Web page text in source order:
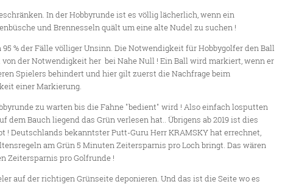
In der Hobbyrunde ist es völlig lächerlich, wenn ein
und Brennesseln quält um eine alte Nudel zu suchen !
% der Fälle völliger Unsinn. Die Notwendigkeit für Hobbygolfer den Ball
der Notwendigkeit her bei Nahe Null ! Ein Ball wird markiert, wenn er
Spielers behindert und hier gilt zuerst die Nachfrage beim
einer Markierung.
zu warten bis die Fahne "bedient" wird ! Also einfach losputten
dem Bauch liegend das Grün verlesen hat.. Übrigens ab 2019 ist dies
! Deutschlands bekanntster Putt-Guru Herr KRAMSKY hat errechnet,
am Grün 5 Minuten Zeitersparnis pro Loch bringt. Das wären
Zeitersparnis pro Golfrunde !
auf der richtigen Grünseite deponieren. Und das ist die Seite wo es